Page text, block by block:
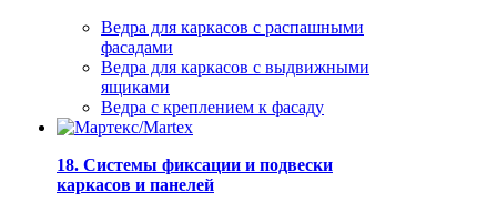
Ведра для каркасов с распашными
фасадами
Ведра для каркасов с выдвижными
ящиками
Ведра с креплением к фасаду
18. Системы фиксации и подвески
каркасов и панелей